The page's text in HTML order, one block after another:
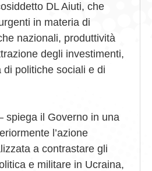
DL Aiuti, che
in materia di
nazionali, produttività
degli investimenti,
di politiche sociali e di
spiega il Governo in una
l’azione
a contrastare gli
e militare in Ucraina,